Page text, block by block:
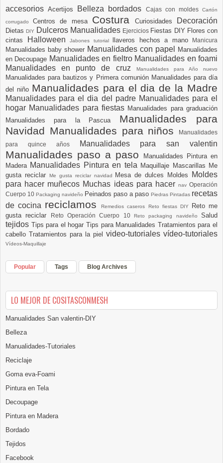
accesoriosAcertijos Belleza bordados Cajas con moldesCartón
corrugadoCentros de mesa Costura Curiosidades Decoración
DietasDIY Dulceros Manualidades Ejercicios Fiestas DIY Flores con
cintas
Halloween Jabones tutorial llaveros hechos a mano Manicura
Manualidades baby shower Manualidades con papel
Manualidades
en Decoupage Manualidades en fieltro Manualidades en foami
Manualidades en punto de cruz
Manualidades para Año nuevo
Manualidades para bautizos y Primera comunión Manualidades para día
del niño Manualidades para el dia de la Madre
Manualidades para el dia del padre Manualidades para el
hogar Manualidades para fiestas Manualidades para graduación
Manualidades para la Pascua Manualidades para
Navidad Manualidades para niños
Manualidades
para quince años
Manualidades para san valentin
Manualidades paso a paso
Manualidades Pintura en
Madera Manualidades Pintura en tela Maquillaje Mascarillas Me
gusta reciclar
Me gusta reciclar navidad Mesa de dulces Moldes
Moldes
para hacer muñecos Muchas ideas para hacer nav Operación
Cuerpo 10 Packaging navideño Peinados paso a paso Piedras Pintadas recetas
de cocina reciclamosRemedios caseros Reto fiestas DIY
Reto me
gusta reciclar
Reto Operación Cuerpo 10Reto packaging navideñoSalud
tejidos Tips para el hogarTips para Manualidades Tratamientos para el
cabello Tratamientos para la piel video-tutoriales vídeo-tutoriales
Vídeos-Maquillaje
Popular Tags Blog Archives
LO MEJOR DE COSITASCONMESH
Manualidades San valentin-DIY
Belleza
Manualidades-Tutoriales
Reciclaje
Goma eva-Foami
Pintura en Tela
Decoupage
Pintura en Madera
Bordado
Tejidos
Facebook